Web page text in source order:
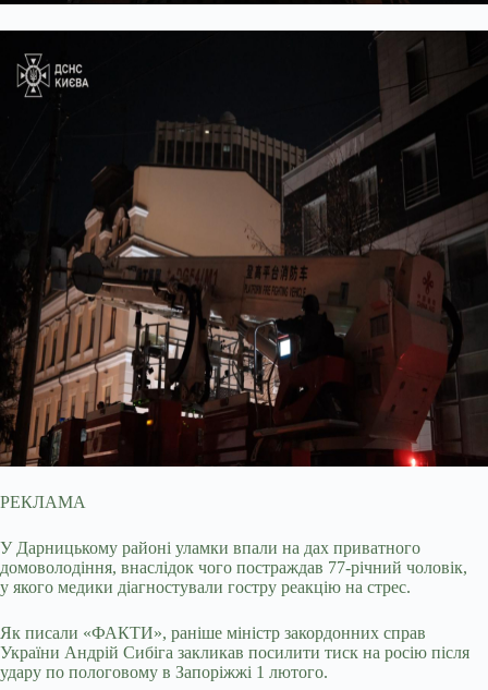
РЕКЛАМА
У Дарницькому районі уламки впали на дах приватного
домоволодіння, внаслідок чого постраждав 77-річний чоловік,
у якого медики діагностували гостру реакцію на стрес.
Як писали «ФАКТИ», раніше міністр закордонних справ
України Андрій Сибіга закликав посилити тиск на росію після
удару по пологовому в Запоріжжі 1 лютого.